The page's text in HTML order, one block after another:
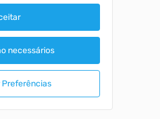
para o início
necessários
Preferências